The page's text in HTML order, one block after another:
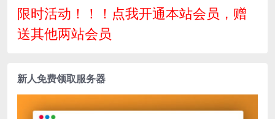
限时活动！！！点我开通本站会员，赠
送其他两站会员
新人免费领取服务器